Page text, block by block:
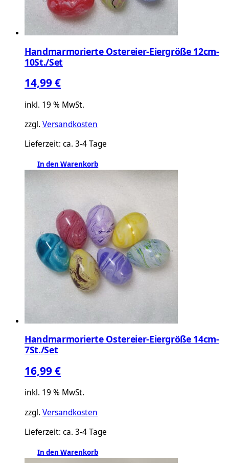
Handmarmorierte Ostereier-Eiergröße 12cm-
10St./Set
14,99€
inkl. 19 % MwSt.
zzgl. Versandkosten
Lieferzeit: ca. 3-4 Tage
In den Warenkorb
Handmarmorierte Ostereier-Eiergröße 14cm-
7St./Set
16,99€
inkl. 19 % MwSt.
zzgl. Versandkosten
Lieferzeit: ca. 3-4 Tage
In den Warenkorb